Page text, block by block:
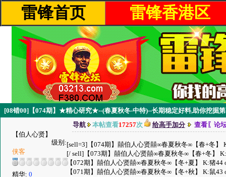
雷锋首页 雷锋香港区
[08错00]【074期】★精心研究★--(春夏秋冬-中特)--长期稳定好料,助你挖掘
【伯人心贤】
级别:
侠客
精华: 0
导航 本帖查看17257次 给高手加分 查看〖论
[sell=3]【074期】囍伯人心贤囍∞春夏秋冬∞【春+冬】
[/ sell]【073期】囍伯人心贤囍∞春夏秋冬∞【春+冬】
【072期】囍伯人心贤囍∞春夏秋冬∞【冬+夏】 K:猪44
【071期】囍伯人心贤囍∞春夏秋冬∞【冬+秋】 K:鼠43